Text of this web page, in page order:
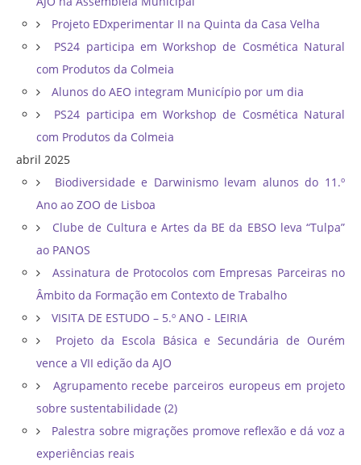
Projeto EDxperimentar II na Quinta da Casa Velha
PS24 participa em Workshop de Cosmética Natural
com Produtos da Colmeia
Alunos do AEO integram Município por um dia
PS24 participa em Workshop de Cosmética Natural
com Produtos da Colmeia
abril 2025
Biodiversidade e Darwinismo levam alunos do 11.º
Ano ao ZOO de Lisboa
Clube de Cultura e Artes da BE da EBSO leva “Tulpa”
ao PANOS
Assinatura de Protocolos com Empresas Parceiras no
Âmbito da Formação em Contexto de Trabalho
VISITA DE ESTUDO – 5.º ANO - LEIRIA
Projeto da Escola Básica e Secundária de Ourém
vence a VII edição da AJO
Agrupamento recebe parceiros europeus em projeto
sobre sustentabilidade (2)
Palestra sobre migrações promove reflexão e dá voz a
experiências reais